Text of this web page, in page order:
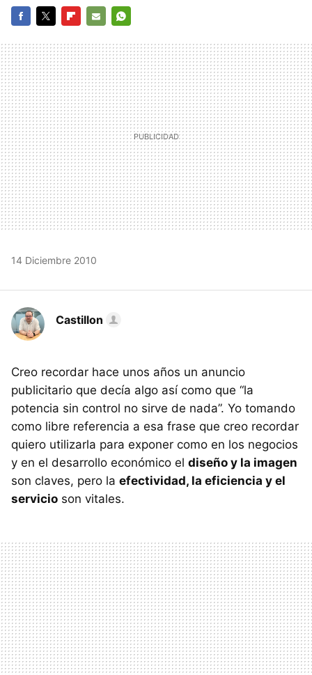
MAIL
14 Diciembre 2010
Castillon
Creo recordar hace unos años un anuncio
publicitario que decía algo así como que “la
potencia sin control no sirve de nada”. Yo tomando
como libre referencia a esa frase que creo recordar
quiero utilizarla para exponer como en los negocios
y en el desarrollo económico el diseño y la imagen
son claves, pero la efectividad, la eficiencia y el
servicio son vitales.